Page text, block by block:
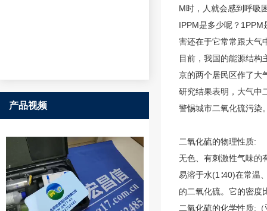
产品视频
M时，人就会感到呼吸
IPPM是多少呢？
害还在于它常常跟大气
目前，我国的能源结构
京的两个居民区作了大
研究结果表明，大气中
警惕城市二氧化硫污染
二氧化硫的物理性质:
无色、有刺激性气味
易溶于水(1∶40)在常温
的二氧化硫。它的密度
二氧化硫的化学性质: